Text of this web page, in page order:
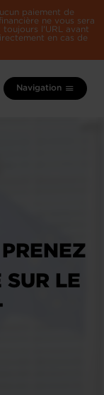
paiement de
ne vous sera
toujours l'URL avant
en cas de
Navigation
SUR LE